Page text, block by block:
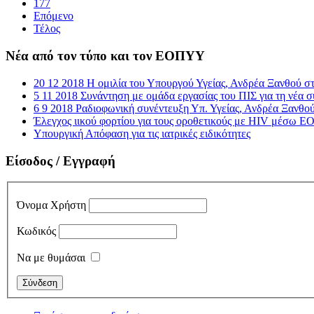
177
Επόμενο
Τέλος
Νέα από τον τύπο και τον ΕΟΠΥΥ
20 12 2018 Η ομιλία του Υπουργού Υγείας, Ανδρέα Ξανθού
5 11 2018 Συνάντηση με ομάδα εργασίας του ΠΙΣ για τη νέα
6 9 2018 Ραδιοφωνική συνέντευξη Υπ. Υγείας, Ανδρέα
Έλεγχος ιικού φορτίου για τους οροθετικούς με HIV μέσω
Υπουργική Απόφαση για τις ιατρικές ειδικότητες
Είσοδος / Εγγραφή
Όνομα Χρήστη
Κωδικός
Να με θυμάσαι